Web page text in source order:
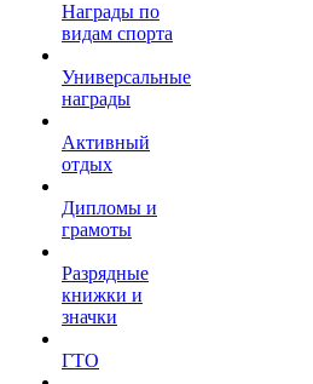
Награды по
видам спорта
Универсальные
награды
Активный
отдых
Дипломы и
грамоты
Разрядные
книжки и
значки
ГТО